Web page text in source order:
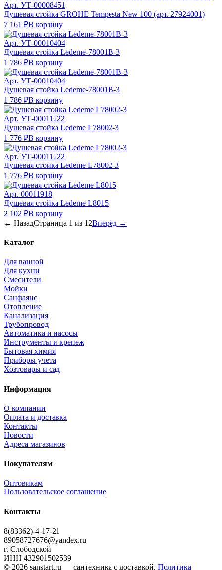
Арт. УТ-00008451
Душевая стойка GROHE Tempesta New 100 (арт. 27924001)
7 161 ₽В корзину
Арт. УТ-00010404
Душевая стойка Ledeme-78001B-3
1 786 ₽В корзину
Арт. УТ-00010404
Душевая стойка Ledeme-78001B-3
1 786 ₽В корзину
Арт. УТ-00011222
Душевая стойка Ledeme L78002-3
1 776 ₽В корзину
Арт. УТ-00011222
Душевая стойка Ledeme L78002-3
1 776 ₽В корзину
Арт. 00011918
Душевая стойка Ledeme L8015
2 102 ₽В корзину
← НазадСтраница 1 из 12Вперёд →
Каталог
Для ванной
Для кухни
Смесители
Мойки
Санфаянс
Отопление
Канализация
Трубопровод
Автоматика и насосы
Инструменты и крепеж
Бытовая химия
Приборы учета
Хозтовары и сад
Информация
О компании
Оплата и доставка
Контакты
Новости
Адреса магазинов
Покупателям
Оптовикам
Пользовательское соглашение
Контакты
8(83362)-4-17-21
89058727676@yandex.ru
г. Слободской
ИНН 432901502539
© 2026 sanstart.ru — сантехника с доставкой. Политика